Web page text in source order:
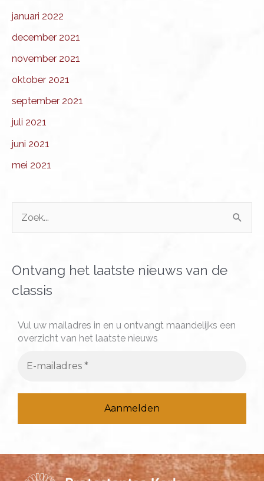
januari 2022
december 2021
november 2021
oktober 2021
september 2021
juli 2021
juni 2021
mei 2021
k
n
Ontvang het laatste nieuws van de
classis
Vul uw mailadres in en u ontvangt maandelijks een
overzicht van het laatste nieuws